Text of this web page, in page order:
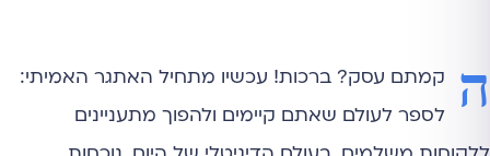
ה קמתם עסק? ברכות! עכשיו מתחיל האתגר האמיתי:
לספר לעולם שאתם קיימים ולהפוך מתעניינים